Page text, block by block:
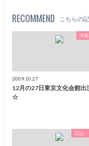
RECOMMEND こちらの
演
2009.10.27
12月の27日東京文化会館出
☆
日記